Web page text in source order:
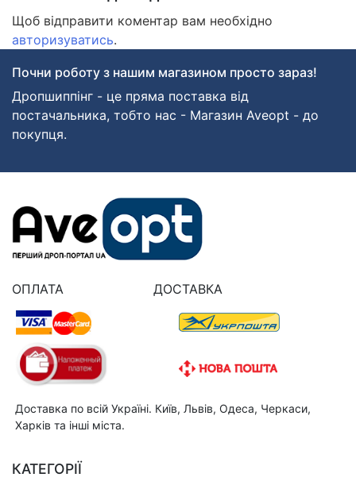
Щоб відправити коментар вам необхідно
авторизуватись.
Почни роботу з нашим магазином просто зараз!
Дропшиппінг - це пряма поставка від
постачальника, тобто нас - Магазин Aveopt - до
покупця.
ОПЛАТА ДОСТАВКА
Доставка по всій Україні. Київ, Львів, Одеса, Черкаси,
Харків та інші міста.
КАТЕГОРІЇ